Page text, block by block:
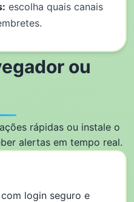
escolha quais canais
ou
rápidas ou instale o
alertas em tempo real.
login seguro e